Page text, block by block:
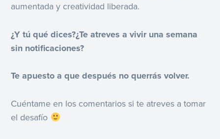
aumentada y creatividad liberada.
¿Y tú qué dices?¿Te atreves a vivir una semana
sin notificaciones?
Te apuesto a que después no querrás volver.
Cuéntame en los comentarios si te atreves a tomar
el desafío